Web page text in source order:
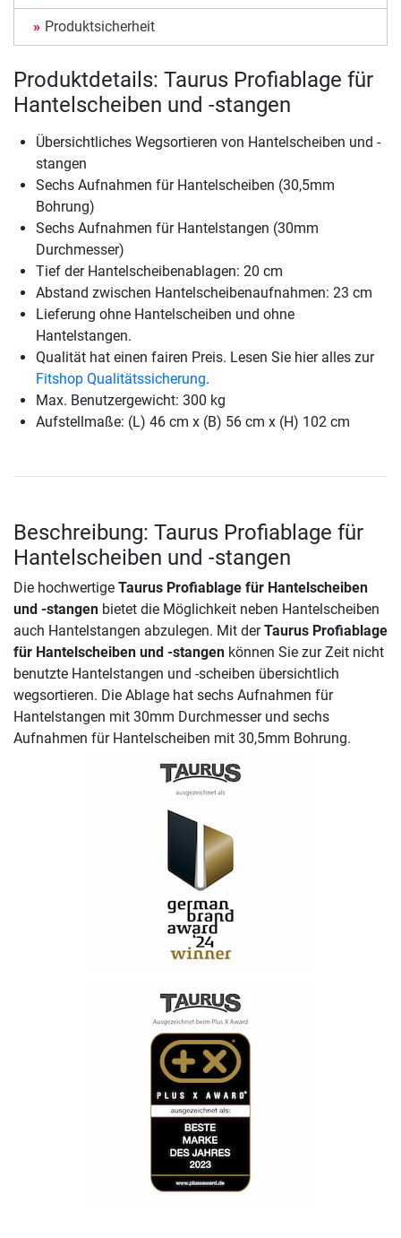
Produktsicherheit
Produktdetails: Taurus Profiablage für
Hantelscheiben und -stangen
Übersichtliches Wegsortieren von Hantelscheiben und -
stangen
Sechs Aufnahmen für Hantelscheiben (30,5mm
Bohrung)
Sechs Aufnahmen für Hantelstangen (30mm
Durchmesser)
Tief der Hantelscheibenablagen: 20 cm
Abstand zwischen Hantelscheibenaufnahmen: 23 cm
Lieferung ohne Hantelscheiben und ohne
Hantelstangen.
Qualität hat einen fairen Preis. Lesen Sie hier alles zur
Fitshop Qualitätssicherung.
Max. Benutzergewicht: 300 kg
Aufstellmaße: (L) 46 cm x (B) 56 cm x (H) 102 cm
Beschreibung: Taurus Profiablage für
Hantelscheiben und -stangen
Die hochwertige Taurus Profiablage für Hantelscheiben
und -stangen bietet die Möglichkeit neben Hantelscheiben
auch Hantelstangen abzulegen. Mit derTaurus Profiablage
für Hantelscheiben und -stangen können Sie zur Zeit nicht
benutzte Hantelstangen und -scheiben übersichtlich
wegsortieren. Die Ablage hat sechs Aufnahmen für
Hantelstangen mit 30mm Durchmesser und sechs
Aufnahmen für Hantelscheiben mit 30,5mm Bohrung.